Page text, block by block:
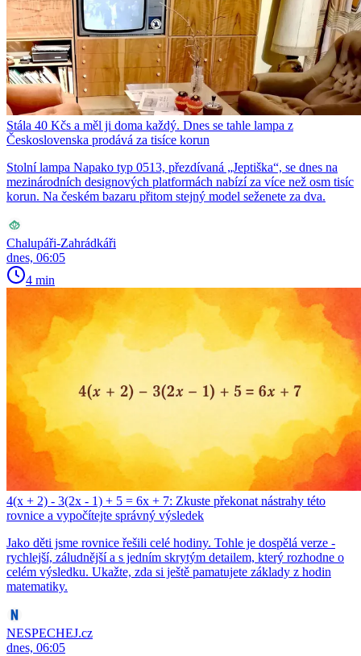
Stála 40 Kčs a měl ji doma každý. Dnes se tahle lampa z
Československa prodává za tisíce korun
Stolní lampa Napako typ 0513, přezdívaná „Jeptiška“, se dnes na
mezinárodních designových platformách nabízí za více než osm tisíc
korun. Na českém bazaru přitom stejný model seženete za dva.
Chalupáři-Zahrádkáři
dnes, 06:05
4 min
4(x + 2) - 3(2x - 1) + 5 = 6x + 7: Zkuste překonat nástrahy této
rovnice a vypočítejte správný výsledek
Jako děti jsme rovnice řešili celé hodiny. Tohle je dospělá verze -
rychlejší, záludnější a s jedním skrytým detailem, který rozhodne o
celém výsledku. Ukažte, zda si ještě pamatujete základy z hodin
matematiky.
NESPECHEJ.cz
dnes, 06:05